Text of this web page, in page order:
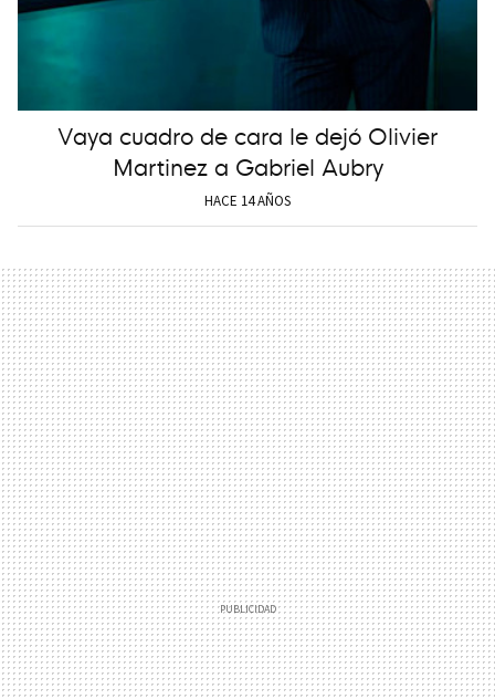
Vaya cuadro de cara le dejó Olivier
Martinez a Gabriel Aubry
HACE 14 AÑOS